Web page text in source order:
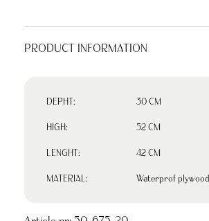
PRODUCT INFORMATION
DEPHT: 30 CM
HIGH: 52 CM
LENGHT: 42 CM
MATERIAL: Waterprof plywood